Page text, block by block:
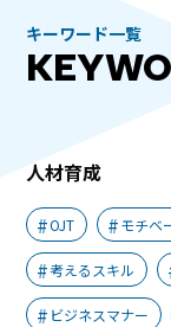
キーワード一覧
人材育成
OJT モチベ
考えるスキル
ビジネスマナー